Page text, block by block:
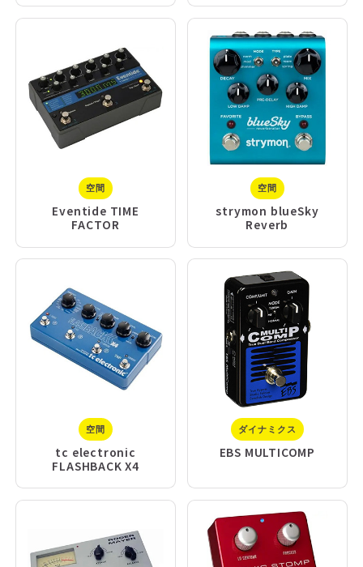
空間
Eventide TIME
FACTOR
空間
strymon blueSky
Reverb
空間
tc electronic
FLASHBACK X4
ダイナミクス
EBS MULTICOMP